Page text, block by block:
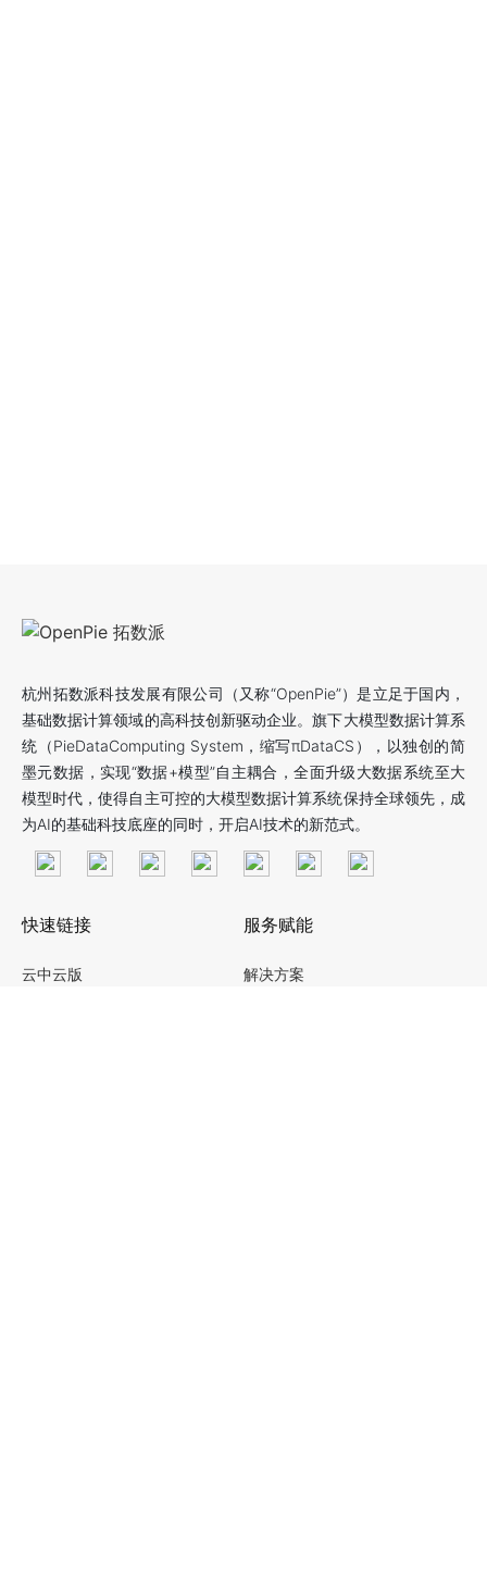
杭州拓数派科技发展有限公司（又称“OpenPie”）是立足于国内，
基础数据计算领域的高科技创新驱动企业。旗下大模型数据计算系
统（PieDataComputing System，缩写πDataCS），以独创的简
墨元数据，实现“数据+模型”自主耦合，全面升级大数据系统至大
模型时代，使得自主可控的大模型数据计算系统保持全球领先，成
为AI的基础科技底座的同时，开启AI技术的新范式。
快速链接
云中云版
服务赋能
解决方案